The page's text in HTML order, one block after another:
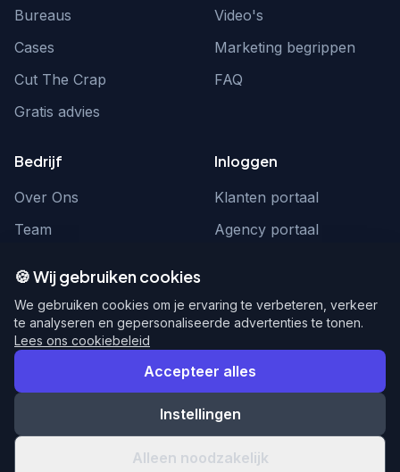
Bureaus
Cases
Cut The Crap
Gratis advies
Video's
Marketing begrippen
FAQ
Bedrijf
Over Ons
Team
Inloggen
Klanten portaal
Agency portaal
hello@webnexus.nl
085 004 1875
© 2026 WebNexus. Alle rechten voorbehouden.
PrivacyVoorwaarden
🍪 Wij gebruiken cookies
We gebruiken cookies om je ervaring te verbeteren, verkeer
te analyseren en gepersonaliseerde advertenties te tonen.
Lees ons cookiebeleid
Accepteer alles
Instellingen
Alleen noodzakelijk